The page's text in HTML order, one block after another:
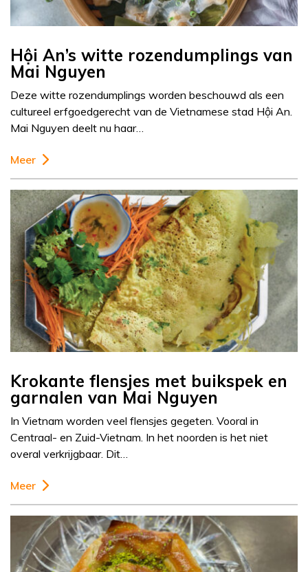
Hội An’s witte rozendumplings van
Mai Nguyen
Deze witte rozendumplings worden beschouwd als een
cultureel erfgoedgerecht van de Vietnamese stad Hội An.
Mai Nguyen deelt nu haar…
Meer
Krokante flensjes met buikspek en
garnalen van Mai Nguyen
In Vietnam worden veel flensjes gegeten. Vooral in
Centraal- en Zuid-Vietnam. In het noorden is het niet
overal verkrijgbaar. Dit…
Meer